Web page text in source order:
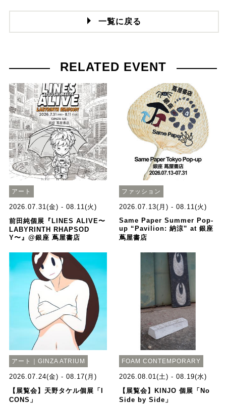
一覧に戻る
RELATED EVENT
アート
2026.07.31(金) - 08.11(火)
前田純個展『LINES ALIVE〜
LABYRINTH RHAPSOD
Y〜』@銀座 蔦屋書店
ファッション
2026.07.13(月) - 08.11(火)
Same Paper Summer Pop-
up “Pavilion: 納涼” at 銀座
蔦屋書店
アート｜GINZA ATRIUM
2026.07.24(金) - 08.17(月)
【展覧会】天野タケル個展「I
CONS」
FOAM CONTEMPORARY
2026.08.01(土) - 08.19(水)
【展覧会】KINJO 個展「No
Side by Side」